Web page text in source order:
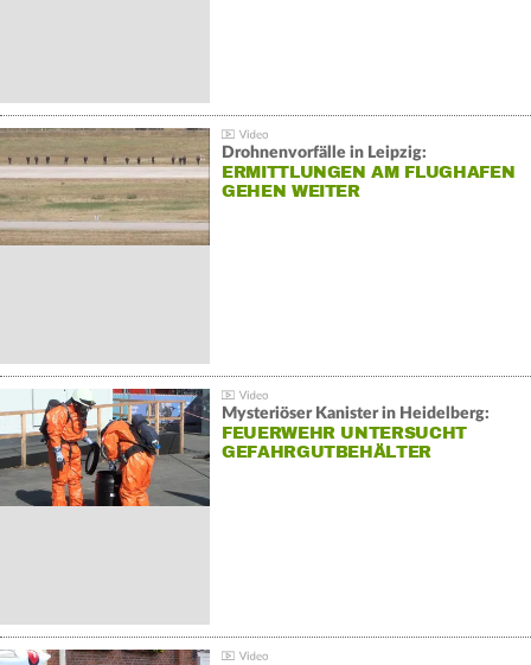
Drohnenvorfälle in Leipzig:
ERMITTLUNGEN AM FLUGHAFEN
GEHEN WEITER
Mysteriöser Kanister in Heidelberg:
FEUERWEHR UNTERSUCHT
GEFAHRGUTBEHÄLTER